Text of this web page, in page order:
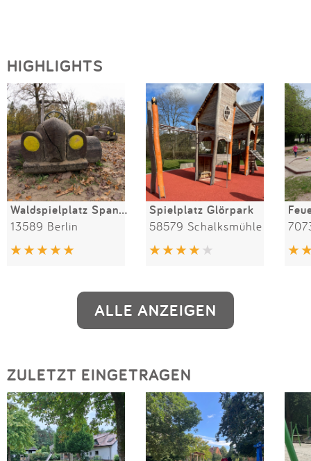
HIGHLIGHTS
Waldspielplatz Spandauer Forst
13589 Berlin
Spielplatz Glörpark
58579 Schalksmühle
ALLE ANZEIGEN
ZULETZT EINGETRAGEN